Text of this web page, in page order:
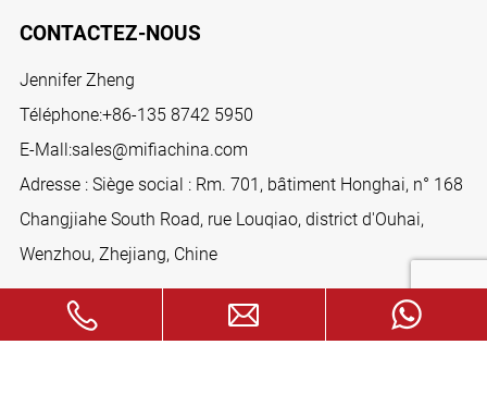
CONTACTEZ-NOUS
Jennifer Zheng
Téléphone:+86-135 8742 5950
E-Mall:sales@mifiachina.com
Adresse : Siège social : Rm. 701, bâtiment Honghai, n° 168
Changjiahe South Road, rue Louqiao, district d'Ouhai,
Wenzhou, Zhejiang, Chine
SUIVEZ-NOUS